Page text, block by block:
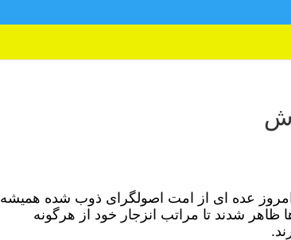
عده ای از امت اصولگرای ذوب شده همیشه
ظاهر شدند تا مراتب انزجار خود از هرگونه